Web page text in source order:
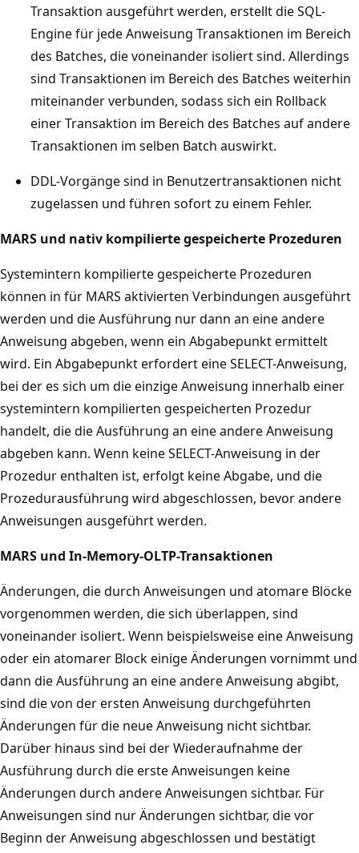
Transaktion ausgeführt werden, erstellt die SQL-
Engine für jede Anweisung Transaktionen im Bereich
des Batches, die voneinander isoliert sind. Allerdings
sind Transaktionen im Bereich des Batches weiterhin
miteinander verbunden, sodass sich ein Rollback
einer Transaktion im Bereich des Batches auf andere
Transaktionen im selben Batch auswirkt.
DDL-Vorgänge sind in Benutzertransaktionen nicht
zugelassen und führen sofort zu einem Fehler.
MARS und nativ kompilierte gespeicherte Prozeduren
Systemintern kompilierte gespeicherte Prozeduren
können in für MARS aktivierten Verbindungen ausgeführt
werden und die Ausführung nur dann an eine andere
Anweisung abgeben, wenn ein Abgabepunkt ermittelt
wird. Ein Abgabepunkt erfordert eine SELECT-Anweisung,
bei der es sich um die einzige Anweisung innerhalb einer
systemintern kompilierten gespeicherten Prozedur
handelt, die die Ausführung an eine andere Anweisung
abgeben kann. Wenn keine SELECT-Anweisung in der
Prozedur enthalten ist, erfolgt keine Abgabe, und die
Prozedurausführung wird abgeschlossen, bevor andere
Anweisungen ausgeführt werden.
MARS und In-Memory-OLTP-Transaktionen
Änderungen, die durch Anweisungen und atomare Blöcke
vorgenommen werden, die sich überlappen, sind
voneinander isoliert. Wenn beispielsweise eine Anweisung
oder ein atomarer Block einige Änderungen vornimmt und
dann die Ausführung an eine andere Anweisung abgibt,
sind die von der ersten Anweisung durchgeführten
Änderungen für die neue Anweisung nicht sichtbar.
Darüber hinaus sind bei der Wiederaufnahme der
Ausführung durch die erste Anweisungen keine
Änderungen durch andere Anweisungen sichtbar. Für
Anweisungen sind nur Änderungen sichtbar, die vor
Beginn der Anweisung abgeschlossen und bestätigt